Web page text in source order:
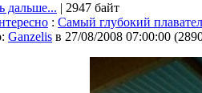
дальше... | 2947 байт
: Самый глубокий
Ganzelis в 27/08/2008 07:00:00 (